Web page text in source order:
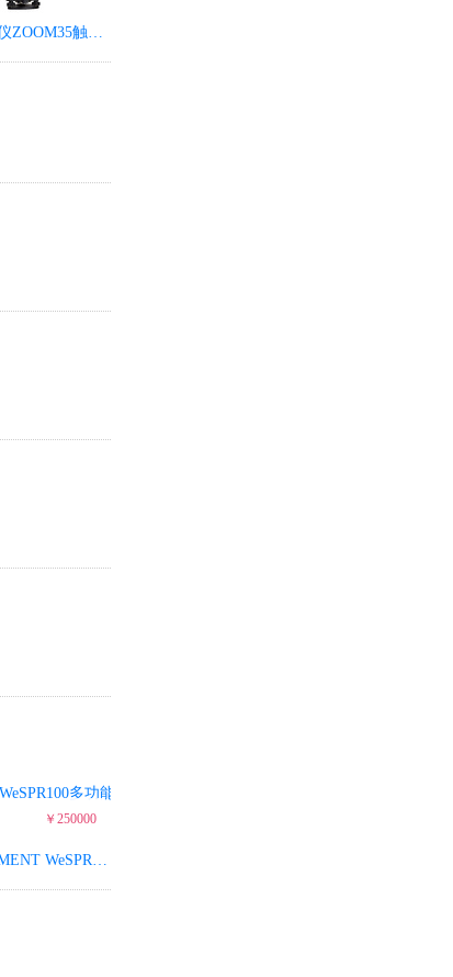
中纬全站仪ZOOM35触摸彩屏WinCE全站仪
￥250000
量准XLEMENT WeSPR100多功能分子检测仪